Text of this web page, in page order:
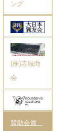
ング
(株)赤城商
会
賛助会員